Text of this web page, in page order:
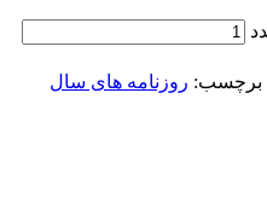
برچسب: روزنامه های سال